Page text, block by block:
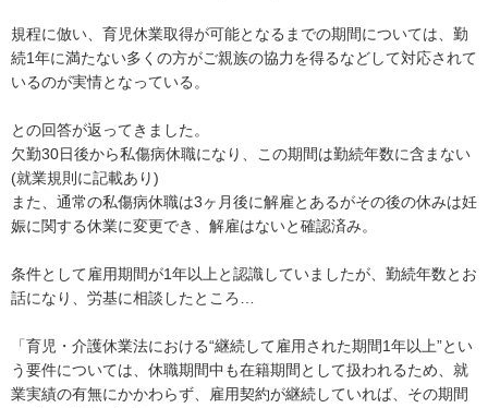
規程に倣い、育児休業取得が可能となるまでの期間については、勤
続1年に満たない多くの方がご親族の協力を得るなどして対応されて
いるのが実情となっている。
との回答が返ってきました。
欠勤30日後から私傷病休職になり、この期間は勤続年数に含まない
(就業規則に記載あり)
また、通常の私傷病休職は3ヶ月後に解雇とあるがその後の休みは妊
娠に関する休業に変更でき、解雇はないと確認済み。
条件として雇用期間が1年以上と認識していましたが、勤続年数とお
話になり、労基に相談したところ…
「育児・介護休業法における“継続して雇用された期間1年以上”とい
う要件については、休職期間中も在籍期間として扱われるため、就
業実績の有無にかかわらず、雇用契約が継続していれば、その期間